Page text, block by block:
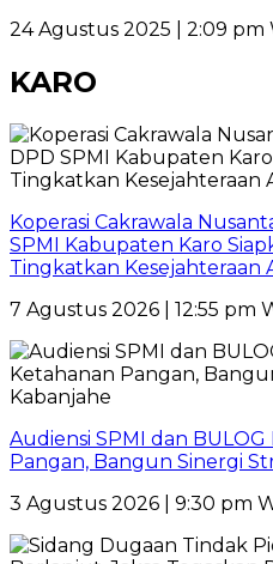
24 Agustus 2025 | 2:09 pm
KARO
Koperasi Cakrawala
SPMI Kabupaten Karo
Tingkatkan Kesejahteraan
7 Agustus 2026 | 12:55 pm
Audiensi SPMI dan
Pangan, Bangun Sinergi
3 Agustus 2026 | 9:30 pm